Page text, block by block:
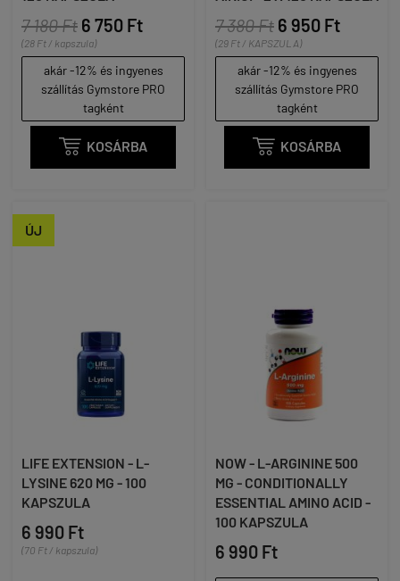
7 180 Ft 6 750 Ft
(28 Ft / kapszula)
akár -12% és ingyenes
szállítás Gymstore PRO
tagként
 KOSÁRBA
7 380 Ft 6 950 Ft
(29 Ft / KAPSZULA)
akár -12% és ingyenes
szállítás Gymstore PRO
tagként
 KOSÁRBA
ÚJ
LIFE EXTENSION - L-
LYSINE 620 MG - 100
KAPSZULA
6 990 Ft
(70 Ft / kapszula)
NOW - L-ARGININE 500
MG - CONDITIONALLY
ESSENTIAL AMINO ACID -
100 KAPSZULA
6 990 Ft